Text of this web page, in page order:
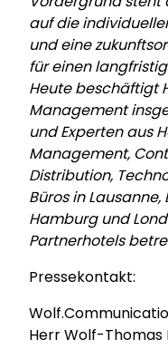
auf die
und eine
für einen
Heute beschäftigt
Management
und Experten aus
Management,
Distribution,
Büros in Lausanne,
Hamburg und
Partnerhotels
Pressekontakt:
Herr Wolf-Thomas